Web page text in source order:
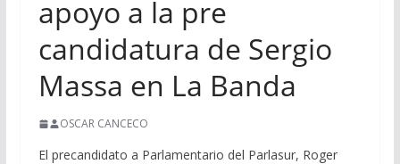
apoyo a la pre
candidatura de Sergio
Massa en La Banda
OSCAR CANCECO
El precandidato a Parlamentario del Parlasur, Roger